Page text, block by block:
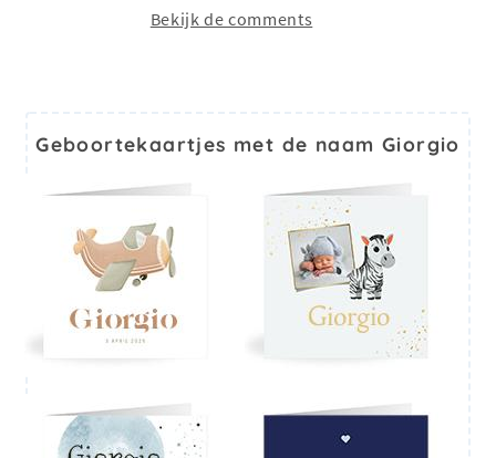
Bekijk de comments
Geboortekaartjes met de naam Giorgio